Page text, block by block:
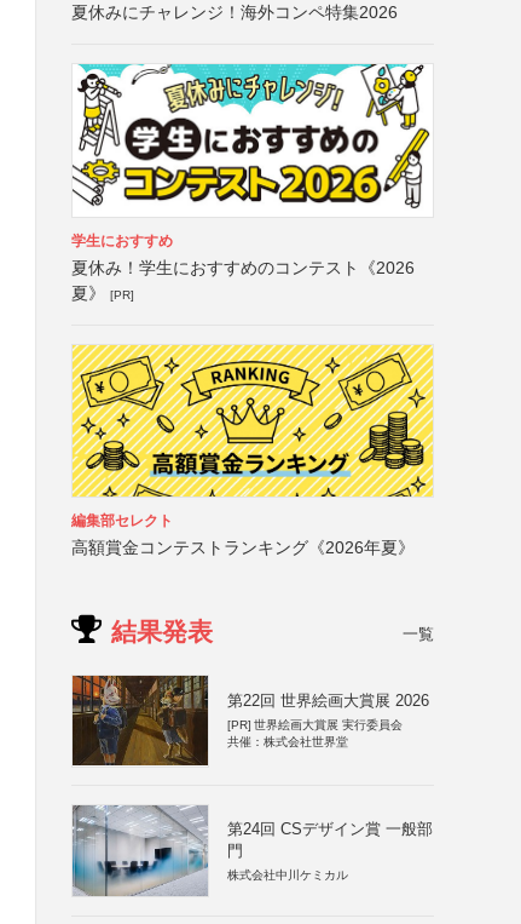
夏休みにチャレンジ！海外コンペ特集2026
学生におすすめ
夏休み！学生におすすめのコンテスト《2026
夏》
[PR]
編集部セレクト
高額賞金コンテストランキング《2026年夏》
結果発表 一覧
第22回 世界絵画大賞展 2026
[PR] 世界絵画大賞展 実行委員会
共催：株式会社世界堂
第24回 CSデザイン賞 一般部
門
株式会社中川ケミカル